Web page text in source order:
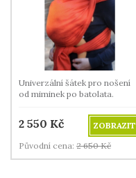
Univerzální šátek pro nošení
od miminek po batolata.
2 550 Kč
ZOBRAZIT
Původní cena: 2 650 Kč